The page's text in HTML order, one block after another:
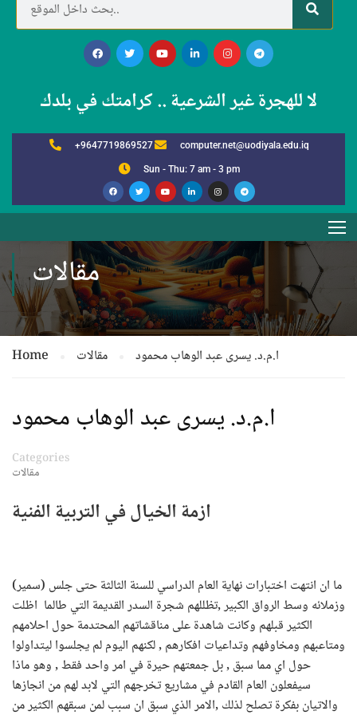
لا للهجرة غير الشرعية .. كرامتك في بلدك
+9647719869527 computer.net@uodiyala.edu.iq
Sun - Thu: 7 am - 3 pm
مقالات
Home مقالات ا.م.د. يسرى عبد الوهاب محمود
ا.م.د. يسرى عبد الوهاب محمود
Categories
مقالات
ازمة الخيال في التربية الفنية
ما ان انتهت اختبارات نهاية العام الدراسي للسنة الثالثة حتى جلس (سمير)
وزملائه وسط الرواق الكبير ,تظللهم شجرة السدر القديمة التي طالما اظلت
الكثير قبلهم وكانت شاهدة على مناقشاتهم المحتدمة حول احلامهم
ومتاعبهم ومخاوفهم وتداعيات افكارهم , لكنهم اليوم لم يجلسوا ليتداولوا
حول اي مما سبق , بل جمعتهم حيرة في امر واحد فقط , وهو ماذا
سيفعلون العام القادم في مشاريع تخرجهم التي لابد لهم من انجازها
والاتيان بفكرة تصلح لذلك ,الامر الذي سبق ان سبب لمن سبقهم الكثير من